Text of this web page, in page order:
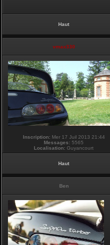
Haut
vmax330
Inscription:Mer 17 Juil 2013 21:44
Messages: 5565
Localisation: Guyancourt
Haut
Ben